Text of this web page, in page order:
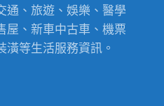
通、旅遊、娛樂、醫學
屋、新車中古車、機票
等生活服務資訊。